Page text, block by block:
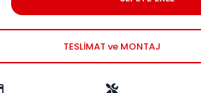
TESLİMAT ve MONTAJ